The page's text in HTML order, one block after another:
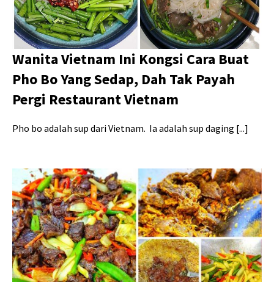
Wanita Vietnam Ini Kongsi Cara Buat
Pho Bo Yang Sedap, Dah Tak Payah
Pergi Restaurant Vietnam
Pho bo adalah sup dari Vietnam. Ia adalah sup daging [...]